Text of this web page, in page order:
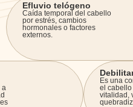
Efluvio telógeno
Caída temporal del cabello
por estrés, cambios
hormonales o factores
externos.
a
Es una
el cabello
vitalidad,